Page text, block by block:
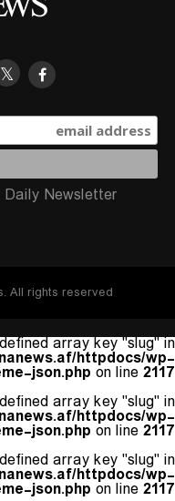
Newsletter
All rights reserved!
array key "slug" in
httpdocs/wp-
json.php on line2117
array key "slug" in
httpdocs/wp-
json.php on line2117
array key "slug" in
httpdocs/wp-
json.php on line2117